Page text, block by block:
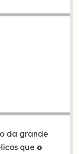
da grande
que o